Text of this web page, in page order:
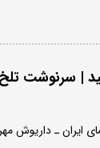
| سرنوشت
ایران ـ داریوش